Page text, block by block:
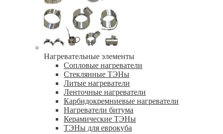
Нагревательные элементы
Сопловые нагреватели
Стеклянные ТЭНы
Литые нагреватели
Ленточные нагреватели
Карбидокремниевые нагреватели
Нагреватели битума
Керамические ТЭНы
ТЭНы для еврокуба